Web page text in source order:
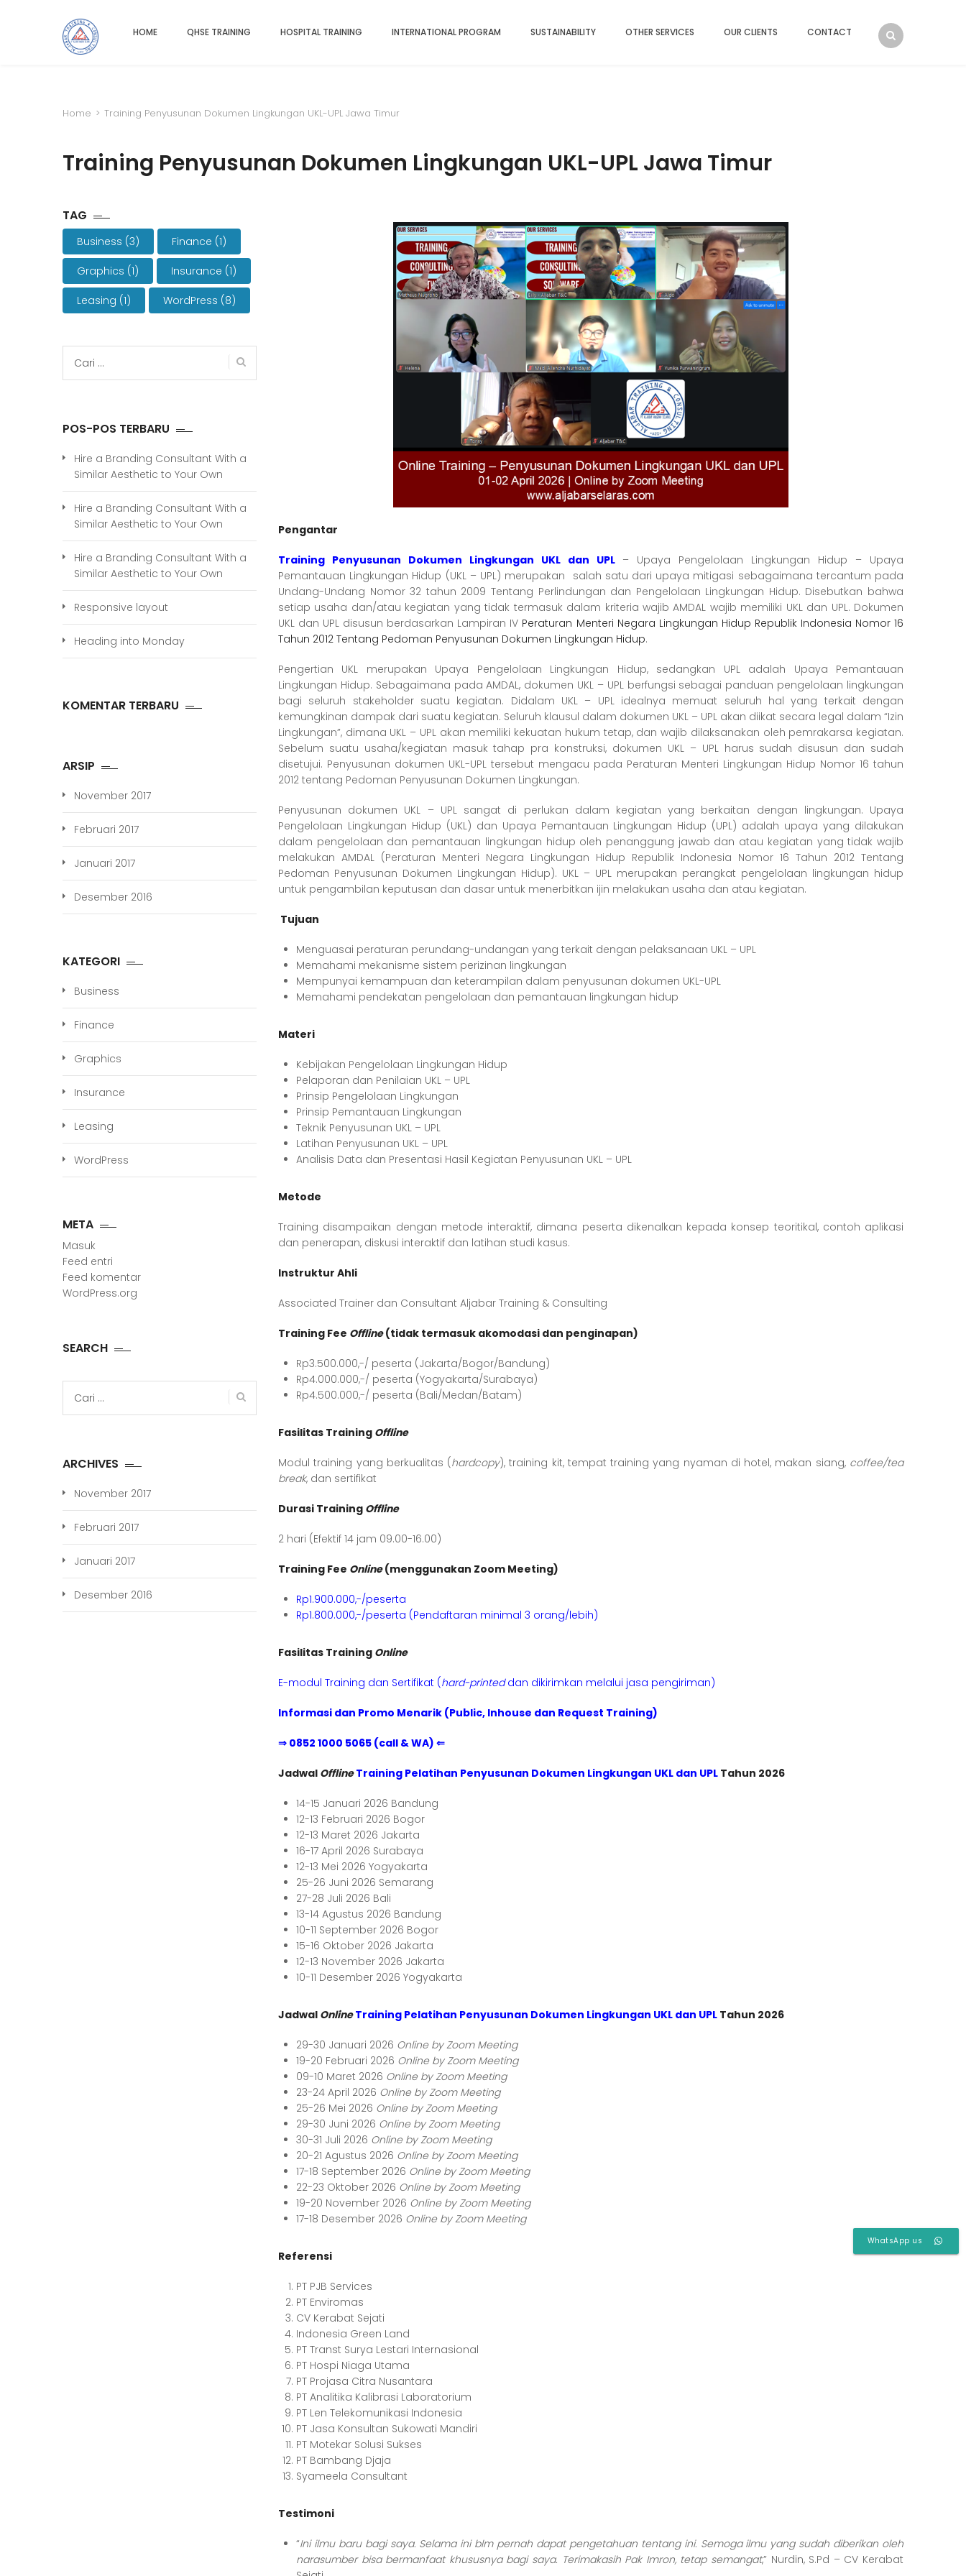
HOME QHSE TRAINING HOSPITAL TRAINING INTERNATIONAL PROGRAM SUSTAINABILITY OTHER SERVICES OUR CLIENTS CONTACT
Home > Training Penyusunan Dokumen Lingkungan UKL-UPL Jawa Timur
Training Penyusunan Dokumen Lingkungan UKL-UPL Jawa Timur
Pengantar
Training Penyusunan Dokumen Lingkungan UKL dan UPL – Upaya Pengelolaan Lingkungan Hidup – Upaya
Pemantauan Lingkungan Hidup (UKL – UPL) merupakan salah satu dari upaya mitigasi sebagaimana tercantum pada
Undang-Undang Nomor 32 tahun 2009 Tentang Perlindungan dan Pengelolaan Lingkungan Hidup. Disebutkan bahwa
setiap usaha dan/atau kegiatan yang tidak termasuk dalam kriteria wajib AMDAL wajib memiliki UKL dan UPL. Dokumen
UKL dan UPL disusun berdasarkan Lampiran IV Peraturan Menteri Negara Lingkungan Hidup Republik Indonesia Nomor 16
Tahun 2012 Tentang Pedoman Penyusunan Dokumen Lingkungan Hidup.
Pengertian UKL merupakan Upaya Pengelolaan Lingkungan Hidup, sedangkan UPL adalah Upaya Pemantauan
Lingkungan Hidup. Sebagaimana pada AMDAL, dokumen UKL – UPL berfungsi sebagai panduan pengelolaan lingkungan
bagi seluruh stakeholder suatu kegiatan. Didalam UKL – UPL idealnya memuat seluruh hal yang terkait dengan
kemungkinan dampak dari suatu kegiatan. Seluruh klausul dalam dokumen UKL – UPL akan diikat secara legal dalam “Izin
Lingkungan”, dimana UKL – UPL akan memiliki kekuatan hukum tetap, dan wajib dilaksanakan oleh pemrakarsa kegiatan.
Sebelum suatu usaha/kegiatan masuk tahap pra konstruksi, dokumen UKL – UPL harus sudah disusun dan sudah
disetujui. Penyusunan dokumen UKL-UPL tersebut mengacu pada Peraturan Menteri Lingkungan Hidup Nomor 16 tahun
2012 tentang Pedoman Penyusunan Dokumen Lingkungan.
Penyusunan dokumen UKL – UPL sangat di perlukan dalam kegiatan yang berkaitan dengan lingkungan. Upaya
Pengelolaan Lingkungan Hidup (UKL) dan Upaya Pemantauan Lingkungan Hidup (UPL) adalah upaya yang dilakukan
dalam pengelolaan dan pemantauan lingkungan hidup oleh penanggung jawab dan atau kegiatan yang tidak wajib
melakukan AMDAL (Peraturan Menteri Negara Lingkungan Hidup Republik Indonesia Nomor 16 Tahun 2012 Tentang
Pedoman Penyusunan Dokumen Lingkungan Hidup). UKL – UPL merupakan perangkat pengelolaan lingkungan hidup
untuk pengambilan keputusan dan dasar untuk menerbitkan ijin melakukan usaha dan atau kegiatan.
Tujuan
Menguasai peraturan perundang-undangan yang terkait dengan pelaksanaan UKL – UPL
Memahami mekanisme sistem perizinan lingkungan
Mempunyai kemampuan dan keterampilan dalam penyusunan dokumen UKL-UPL
Memahami pendekatan pengelolaan dan pemantauan lingkungan hidup
Materi
Kebijakan Pengelolaan Lingkungan Hidup
Pelaporan dan Penilaian UKL – UPL
Prinsip Pengelolaan Lingkungan
Prinsip Pemantauan Lingkungan
Teknik Penyusunan UKL – UPL
Latihan Penyusunan UKL – UPL
Analisis Data dan Presentasi Hasil Kegiatan Penyusunan UKL – UPL
Metode
Training disampaikan dengan metode interaktif, dimana peserta dikenalkan kepada konsep teoritikal, contoh aplikasi
dan penerapan, diskusi interaktif dan latihan studi kasus.
Instruktur Ahli
Associated Trainer dan Consultant Aljabar Training & Consulting
Training Fee Offline(tidak termasuk akomodasi dan penginapan)
Rp3.500.000,-/ peserta (Jakarta/Bogor/Bandung)
Rp4.000.000,-/ peserta (Yogyakarta/Surabaya)
Rp4.500.000,-/ peserta (Bali/Medan/Batam)
Fasilitas Training Offline
Modul training yang berkualitas (hardcopy), training kit, tempat training yang nyaman di hotel, makan siang, coffee/tea
break, dan sertifikat
Durasi Training Offline
2 hari (Efektif 14 jam 09.00-16.00)
Training Fee Online(menggunakan Zoom Meeting)
Rp1.900.000,-/peserta
Rp1.800.000,-/peserta (Pendaftaran minimal 3 orang/lebih)
Fasilitas Training Online
E-modul Training dan Sertifikat (hard-printeddan dikirimkan melalui jasa pengiriman)
Informasi dan Promo Menarik (Public, Inhouse dan Request Training)
⇒ 0852 1000 5065 (call & WA) ⇐
Jadwal OfflineTraining Pelatihan Penyusunan Dokumen Lingkungan UKL dan UPL Tahun 2026
14-15 Januari 2026 Bandung
12-13 Februari 2026 Bogor
12-13 Maret 2026 Jakarta
16-17 April 2026 Surabaya
12-13 Mei 2026 Yogyakarta
25-26 Juni 2026 Semarang
27-28 Juli 2026 Bali
13-14 Agustus 2026 Bandung
10-11 September 2026 Bogor
15-16 Oktober 2026 Jakarta
12-13 November 2026 Jakarta
10-11 Desember 2026 Yogyakarta
Jadwal OnlineTraining Pelatihan Penyusunan Dokumen Lingkungan UKL dan UPL Tahun 2026
29-30 Januari 2026 Online by Zoom Meeting
19-20 Februari 2026 Online by Zoom Meeting
09-10 Maret 2026 Online by Zoom Meeting
23-24 April 2026 Online by Zoom Meeting
25-26 Mei 2026 Online by Zoom Meeting
29-30 Juni 2026 Online by Zoom Meeting
30-31 Juli 2026 Online by Zoom Meeting
20-21 Agustus 2026 Online by Zoom Meeting
17-18 September 2026 Online by Zoom Meeting
22-23 Oktober 2026 Online by Zoom Meeting
19-20 November 2026 Online by Zoom Meeting
17-18 Desember 2026 Online by Zoom Meeting
Referensi
PT PJB Services
PT Enviromas
CV Kerabat Sejati
Indonesia Green Land
PT Transt Surya Lestari Internasional
PT Hospi Niaga Utama
PT Projasa Citra Nusantara
PT Analitika Kalibrasi Laboratorium
PT Len Telekomunikasi Indonesia
PT Jasa Konsultan Sukowati Mandiri
PT Motekar Solusi Sukses
PT Bambang Djaja
Syameela Consultant
Testimoni
“Ini ilmu baru bagi saya. Selama ini blm pernah dapat pengetahuan tentang ini. Semoga ilmu yang sudah diberikan oleh
narasumber bisa bermanfaat khususnya bagi saya. Terimakasih Pak Imron, tetap semangat,” Nurdin, S.Pd – CV Kerabat
TAG
Business (3) Finance (1)
Graphics (1) Insurance (1)
Leasing (1) WordPress (8)
untuk:
POS-POS TERBARU
Hire a Branding Consultant With a
Similar Aesthetic to Your Own
Hire a Branding Consultant With a
Similar Aesthetic to Your Own
Hire a Branding Consultant With a
Similar Aesthetic to Your Own
Responsive layout
Heading into Monday
KOMENTAR TERBARU
ARSIP
November 2017
Februari 2017
Januari 2017
Desember 2016
KATEGORI
Business
Finance
Graphics
Insurance
Leasing
WordPress
META
Masuk
Feed entri
Feed komentar
WordPress.org
SEARCH
untuk:
ARCHIVES
November 2017
Februari 2017
Januari 2017
Desember 2016
WhatsApp us